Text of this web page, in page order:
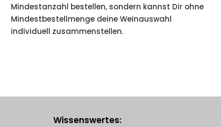
Mindestanzahl bestellen, sondern kannst Dir ohne
Mindestbestellmenge deine Weinauswahl
individuell zusammenstellen.
Wissenswertes: